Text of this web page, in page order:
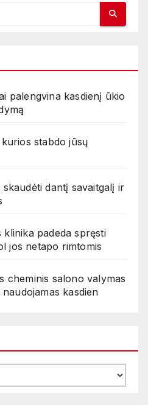
palengvina kasdienį ūkio
stabdo jūsų
dantį savaitgalį ir
padeda spręsti
jos netapo rimtomis
cheminis salono valymas
kasdien